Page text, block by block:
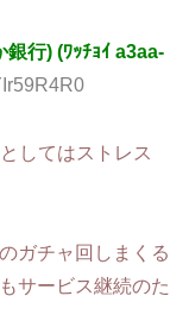
行) (ﾜｯﾁｮｲ a3aa-
してはストレス
ガチャ回しまくる
サービス継続のた